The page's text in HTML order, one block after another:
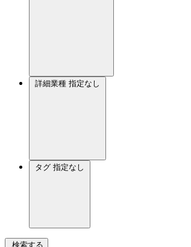
詳細業種 指定なし
タグ 指定なし
検索する